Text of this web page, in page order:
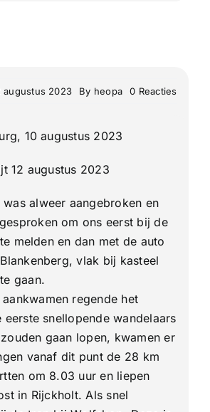
augustus 2023 By heopa 0 Reactieson
10 augustus 2023
12 augustus 2023
alweer aangebroken en
om ons eerst bij de
melden en dan met de auto
vlak bij kasteel
gaan.
regende het
snellopende wandelaars
gaan lopen, kwamen er
vanaf dit punt de 28 km
om 8.03 uur en liepen
in Rijckholt. Als snel